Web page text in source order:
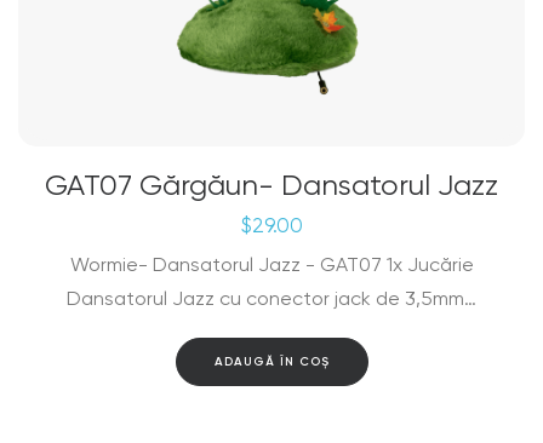
GAT07 Gărgăun- Dansatorul Jazz
$29.00
Wormie- Dansatorul Jazz - GAT07 1x Jucărie
Dansatorul Jazz cu conector jack de 3,5mm…
ADAUGĂ ÎN COȘ